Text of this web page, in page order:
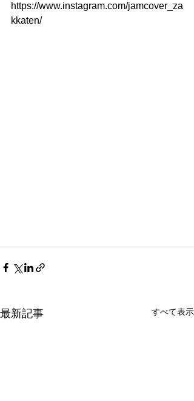
https://www.instagram.com/jamcover_za
kkaten/
最新記事 すべて表示